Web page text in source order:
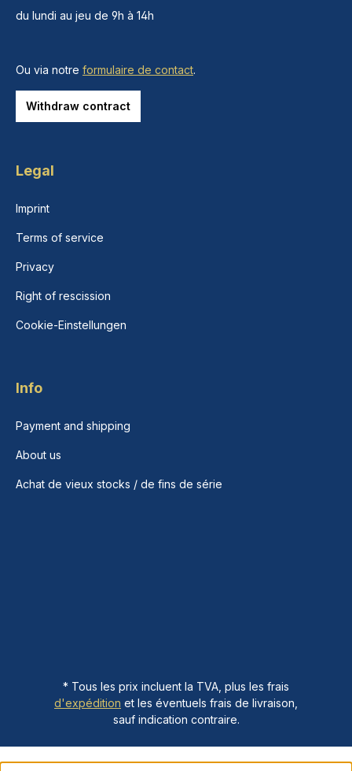
du lundi au jeu de 9h à 14h
Ou via notre formulaire de contact.
Withdraw contract
Legal
Imprint
Terms of service
Privacy
Right of rescission
Cookie-Einstellungen
Info
Payment and shipping
About us
Achat de vieux stocks / de fins de série
* Tous les prix incluent la TVA, plus les frais
d'expédition et les éventuels frais de livraison,
sauf indication contraire.